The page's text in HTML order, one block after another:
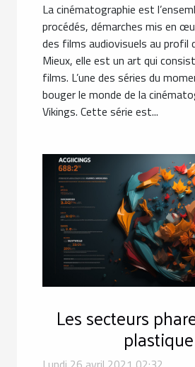
La cinématographie est
procédés, démarches mis en
des films audiovisuels au profil
Mieux, elle est un art qui
films. L’une des séries du
bouger le monde de la
Vikings. Cette série est...
Les secteurs
plastique